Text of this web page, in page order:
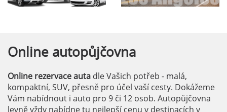
Online autopůjčovna
Online rezervace auta dle Vašich potřeb - malá,
kompaktní, SUV, přesně pro účel vaší cesty. Dokážeme
Vám nabídnout i auto pro 9 či 12 osob. Autopůjčovna
levně vždy nabídne tu nejlepší cenu v destinacích v